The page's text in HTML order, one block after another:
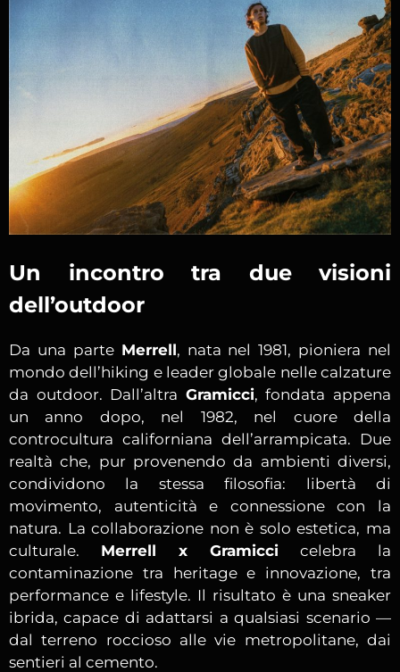
Un incontro tra due visioni
dell’outdoor
Da una parte Merrell, nata nel 1981, pioniera nel
mondo dell’hiking e leader globale nelle calzature
da outdoor. Dall’altra Gramicci, fondata appena
un anno dopo, nel 1982, nel cuore della
controcultura californiana dell’arrampicata. Due
realtà che, pur provenendo da ambienti diversi,
condividono la stessa filosofia: libertà di
movimento, autenticità e connessione con la
natura. La collaborazione non è solo estetica, ma
culturale. Merrell x Gramicci celebra la
contaminazione tra heritage e innovazione, tra
performance e lifestyle. Il risultato è una sneaker
ibrida, capace di adattarsi a qualsiasi scenario —
dal terreno roccioso alle vie metropolitane, dai
sentieri al cemento.